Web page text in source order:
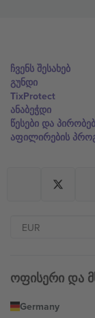
ჩვენს შესახებ
გუნდი
TixProtect
ანაბეჭდი
წესები და
აფილირების
ოფისერი და
Germany